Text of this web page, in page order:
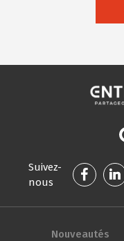
Suivez-
nous
Nouveautés